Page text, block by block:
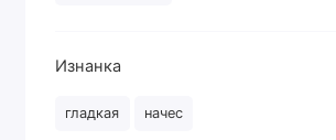
Изнанка
гладкая начес